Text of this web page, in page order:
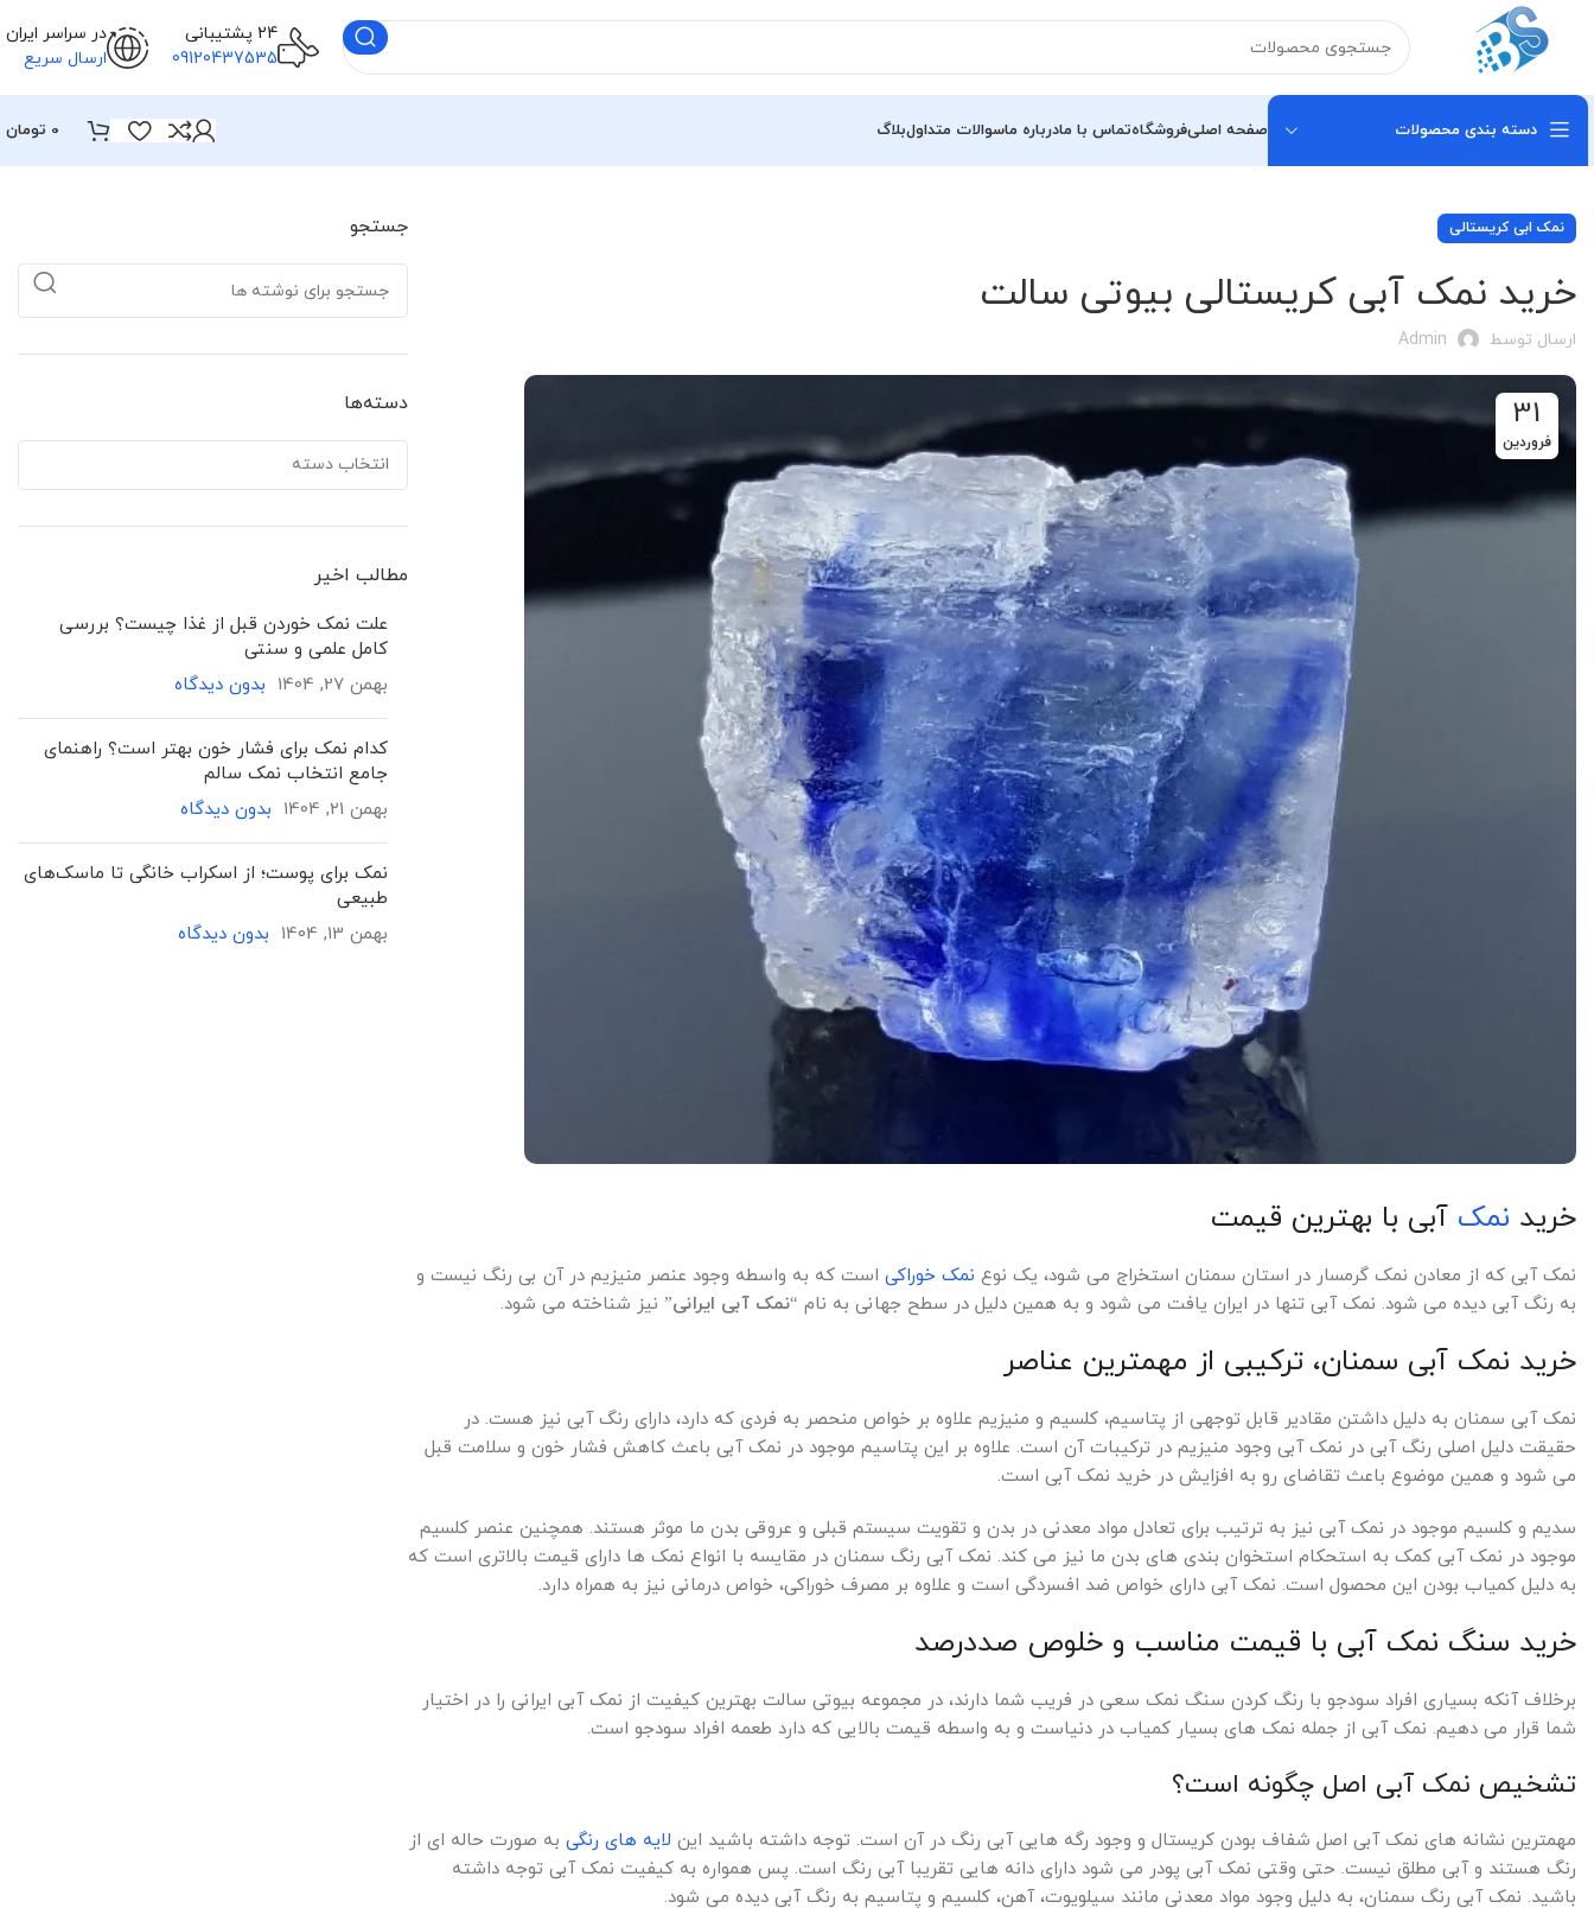
24 پشتیبانی
09120437535
در سراسر ایران
ارسال سریع
دسته بندی محصولات صفحه اصلیفروشگاهتماس با مادرباره ماسوالات متداولبلاگ 0 تومان
نمک ابی کریستالی
خرید نمک آبی کریستالی بیوتی سالت
ارسال توسط Admin
31
فروردین
خرید نمک آبی با بهترین قیمت
نمک آبی که از معادن نمک گرمسار در استان سمنان استخراج می شود، یک نوع نمک خوراکی است که به واسطه وجود عنصر منیزیم در آن بی رنگ نیست و
به رنگ آبی دیده می شود. نمک آبی تنها در ایران یافت می شود و به همین دلیل در سطح جهانی به نام “نمک آبی ایرانی” نیز شناخته می شود.
خرید نمک آبی سمنان، ترکیبی از مهمترین عناصر
نمک آبی سمنان به دلیل داشتن مقادیر قابل توجهی از پتاسیم، کلسیم و منیزیم علاوه بر خواص منحصر به فردی که دارد، دارای رنگ آبی نیز هست. در
حقیقت دلیل اصلی رنگ آبی در نمک آبی وجود منیزیم در ترکیبات آن است. علاوه بر این پتاسیم موجود در نمک آبی باعث کاهش فشار خون و سلامت قبل
می شود و همین موضوع باعث تقاضای رو به افزایش در خرید نمک آبی است.
سدیم و کلسیم موجود در نمک آبی نیز به ترتیب برای تعادل مواد معدنی در بدن و تقویت سیستم قبلی و عروقی بدن ما موثر هستند. همچنین عنصر کلسیم
موجود در نمک آبی کمک به استحکام استخوان بندی های بدن ما نیز می کند. نمک آبی رنگ سمنان در مقایسه با انواع نمک ها دارای قیمت بالاتری است که
به دلیل کمیاب بودن این محصول است. نمک آبی دارای خواص ضد افسردگی است و علاوه بر مصرف خوراکی، خواص درمانی نیز به همراه دارد.
خرید سنگ نمک آبی با قیمت مناسب و خلوص صددرصد
برخلاف آنکه بسیاری افراد سودجو با رنگ کردن سنگ نمک سعی در فریب شما دارند، در مجموعه بیوتی سالت بهترین کیفیت از نمک آبی ایرانی را در اختیار
شما قرار می دهیم. نمک آبی از جمله نمک های بسیار کمیاب در دنیاست و به واسطه قیمت بالایی که دارد طعمه افراد سودجو است.
تشخیص نمک آبی اصل چگونه است؟
مهمترین نشانه های نمک آبی اصل شفاف بودن کریستال و وجود رگه هایی آبی رنگ در آن است. توجه داشته باشید این لایه های رنگی به صورت حاله ای از
رنگ هستند و آبی مطلق نیست. حتی وقتی نمک آبی پودر می شود دارای دانه هایی تقریبا آبی رنگ است. پس همواره به کیفیت نمک آبی توجه داشته
باشید. نمک آبی رنگ سمنان، به دلیل وجود مواد معدنی مانند سیلویوت، آهن، کلسیم و پتاسیم به رنگ آبی دیده می شود.
جستجو
دسته‌ها
مطالب اخیر
علت نمک خوردن قبل از غذا چیست؟ بررسی
کامل علمی و سنتی
بهمن 27, 1404
بدون دیدگاه
کدام نمک برای فشار خون بهتر است؟ راهنمای
جامع انتخاب نمک سالم
بهمن 21, 1404
بدون دیدگاه
نمک برای پوست؛ از اسکراب خانگی تا ماسک‌های
طبیعی
بهمن 13, 1404
بدون دیدگاه